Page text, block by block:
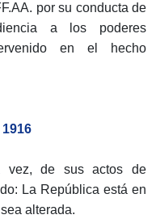
por su conducta de
a los poderes
en el hecho
vez, de sus actos de
La República está en
alterada.